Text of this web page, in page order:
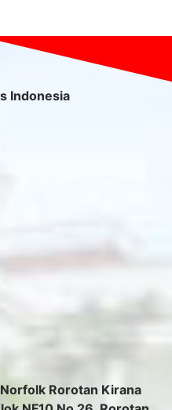
Indonesia
Rorotan Kirana
| 0851-7512-